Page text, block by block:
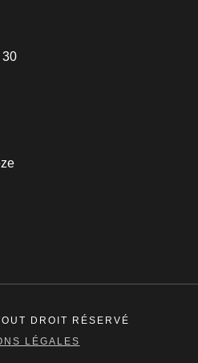
30
DROIT RÉSERVÉ
LÉGALES